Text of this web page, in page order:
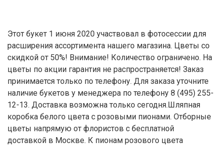
Этот букет 1 июня 2020 участвовал в фотосессии для
расширения ассортимента нашего магазина. Цветы со
скидкой от 50%! Внимание! Количество ограничено. На
цветы по акции гарантия не распространяется! Заказ
принимается только по телефону. Для заказа уточните
наличие букетов у менеджера по телефону 8 (495) 255-
12-13. Доставка возможна только сегодня.Шляпная
коробка белого цвета с розовыми пионами. Отборные
цветы напрямую от флористов с бесплатной
доставкой в Москве. К пионам розового цвета